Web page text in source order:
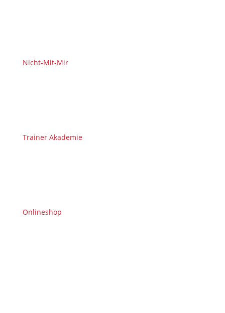
Nicht-Mit-Mir
Trainer Akademie
Onlineshop